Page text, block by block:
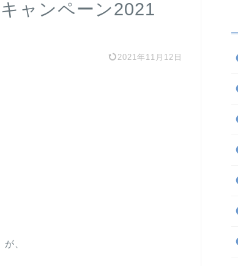
ャンペーン2021
2021年11月12日
、